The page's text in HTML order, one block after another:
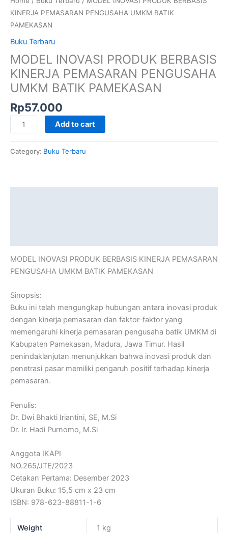
KINERJA PEMASARAN PENGUSAHA UMKM BATIK
PAMEKASAN
Buku Terbaru
MODEL INOVASI PRODUK BERBASIS
KINERJA PEMASARAN PENGUSAHA
UMKM BATIK PAMEKASAN
Rp57.000
Add to cart
Category: Buku Terbaru
MODEL INOVASI PRODUK BERBASIS KINERJA PEMASARAN
PENGUSAHA UMKM BATIK PAMEKASAN
Sinopsis:
Buku ini telah mengungkap hubungan antara inovasi produk
dengan kinerja pemasaran dan faktor-faktor yang
memengaruhi kinerja pemasaran pengusaha batik UMKM di
Kabupaten Pamekasan, Madura, Jawa Timur. Hasil
penindaklanjutan menunjukkan bahwa inovasi produk dan
penetrasi pasar memiliki pengaruh positif terhadap kinerja
pemasaran.
Penulis:
Dr. Dwi Bhakti Iriantini, SE, M.Si
Dr. Ir. Hadi Purnomo, M.Si
Anggota IKAPI
NO.265/JTE/2023
Cetakan Pertama: Desember 2023
Ukuran Buku: 15,5 cm x 23 cm
ISBN: 978-623-88811-1-6
Weight 1 kg